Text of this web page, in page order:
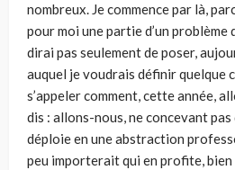
nombreux. Je commence par là,
pour moi une partie d’un problème
dirai pas seulement de poser,
auquel je voudrais défi­nir quelque
s’appeler comment, cette année,
dis : allons-nous, ne concevant
déploie en une abstraction
peu importerait qui en profite, bien